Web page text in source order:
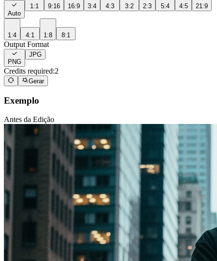
Auto
1:1 9:16 16:9 3:4 4:3 3:2 2:3 5:4 4:5 21:9
1:4 4:1 1:8 8:1
Output Format
PNG
JPG
Credits required:2
Gerar
Exemplo
Antes da Edição